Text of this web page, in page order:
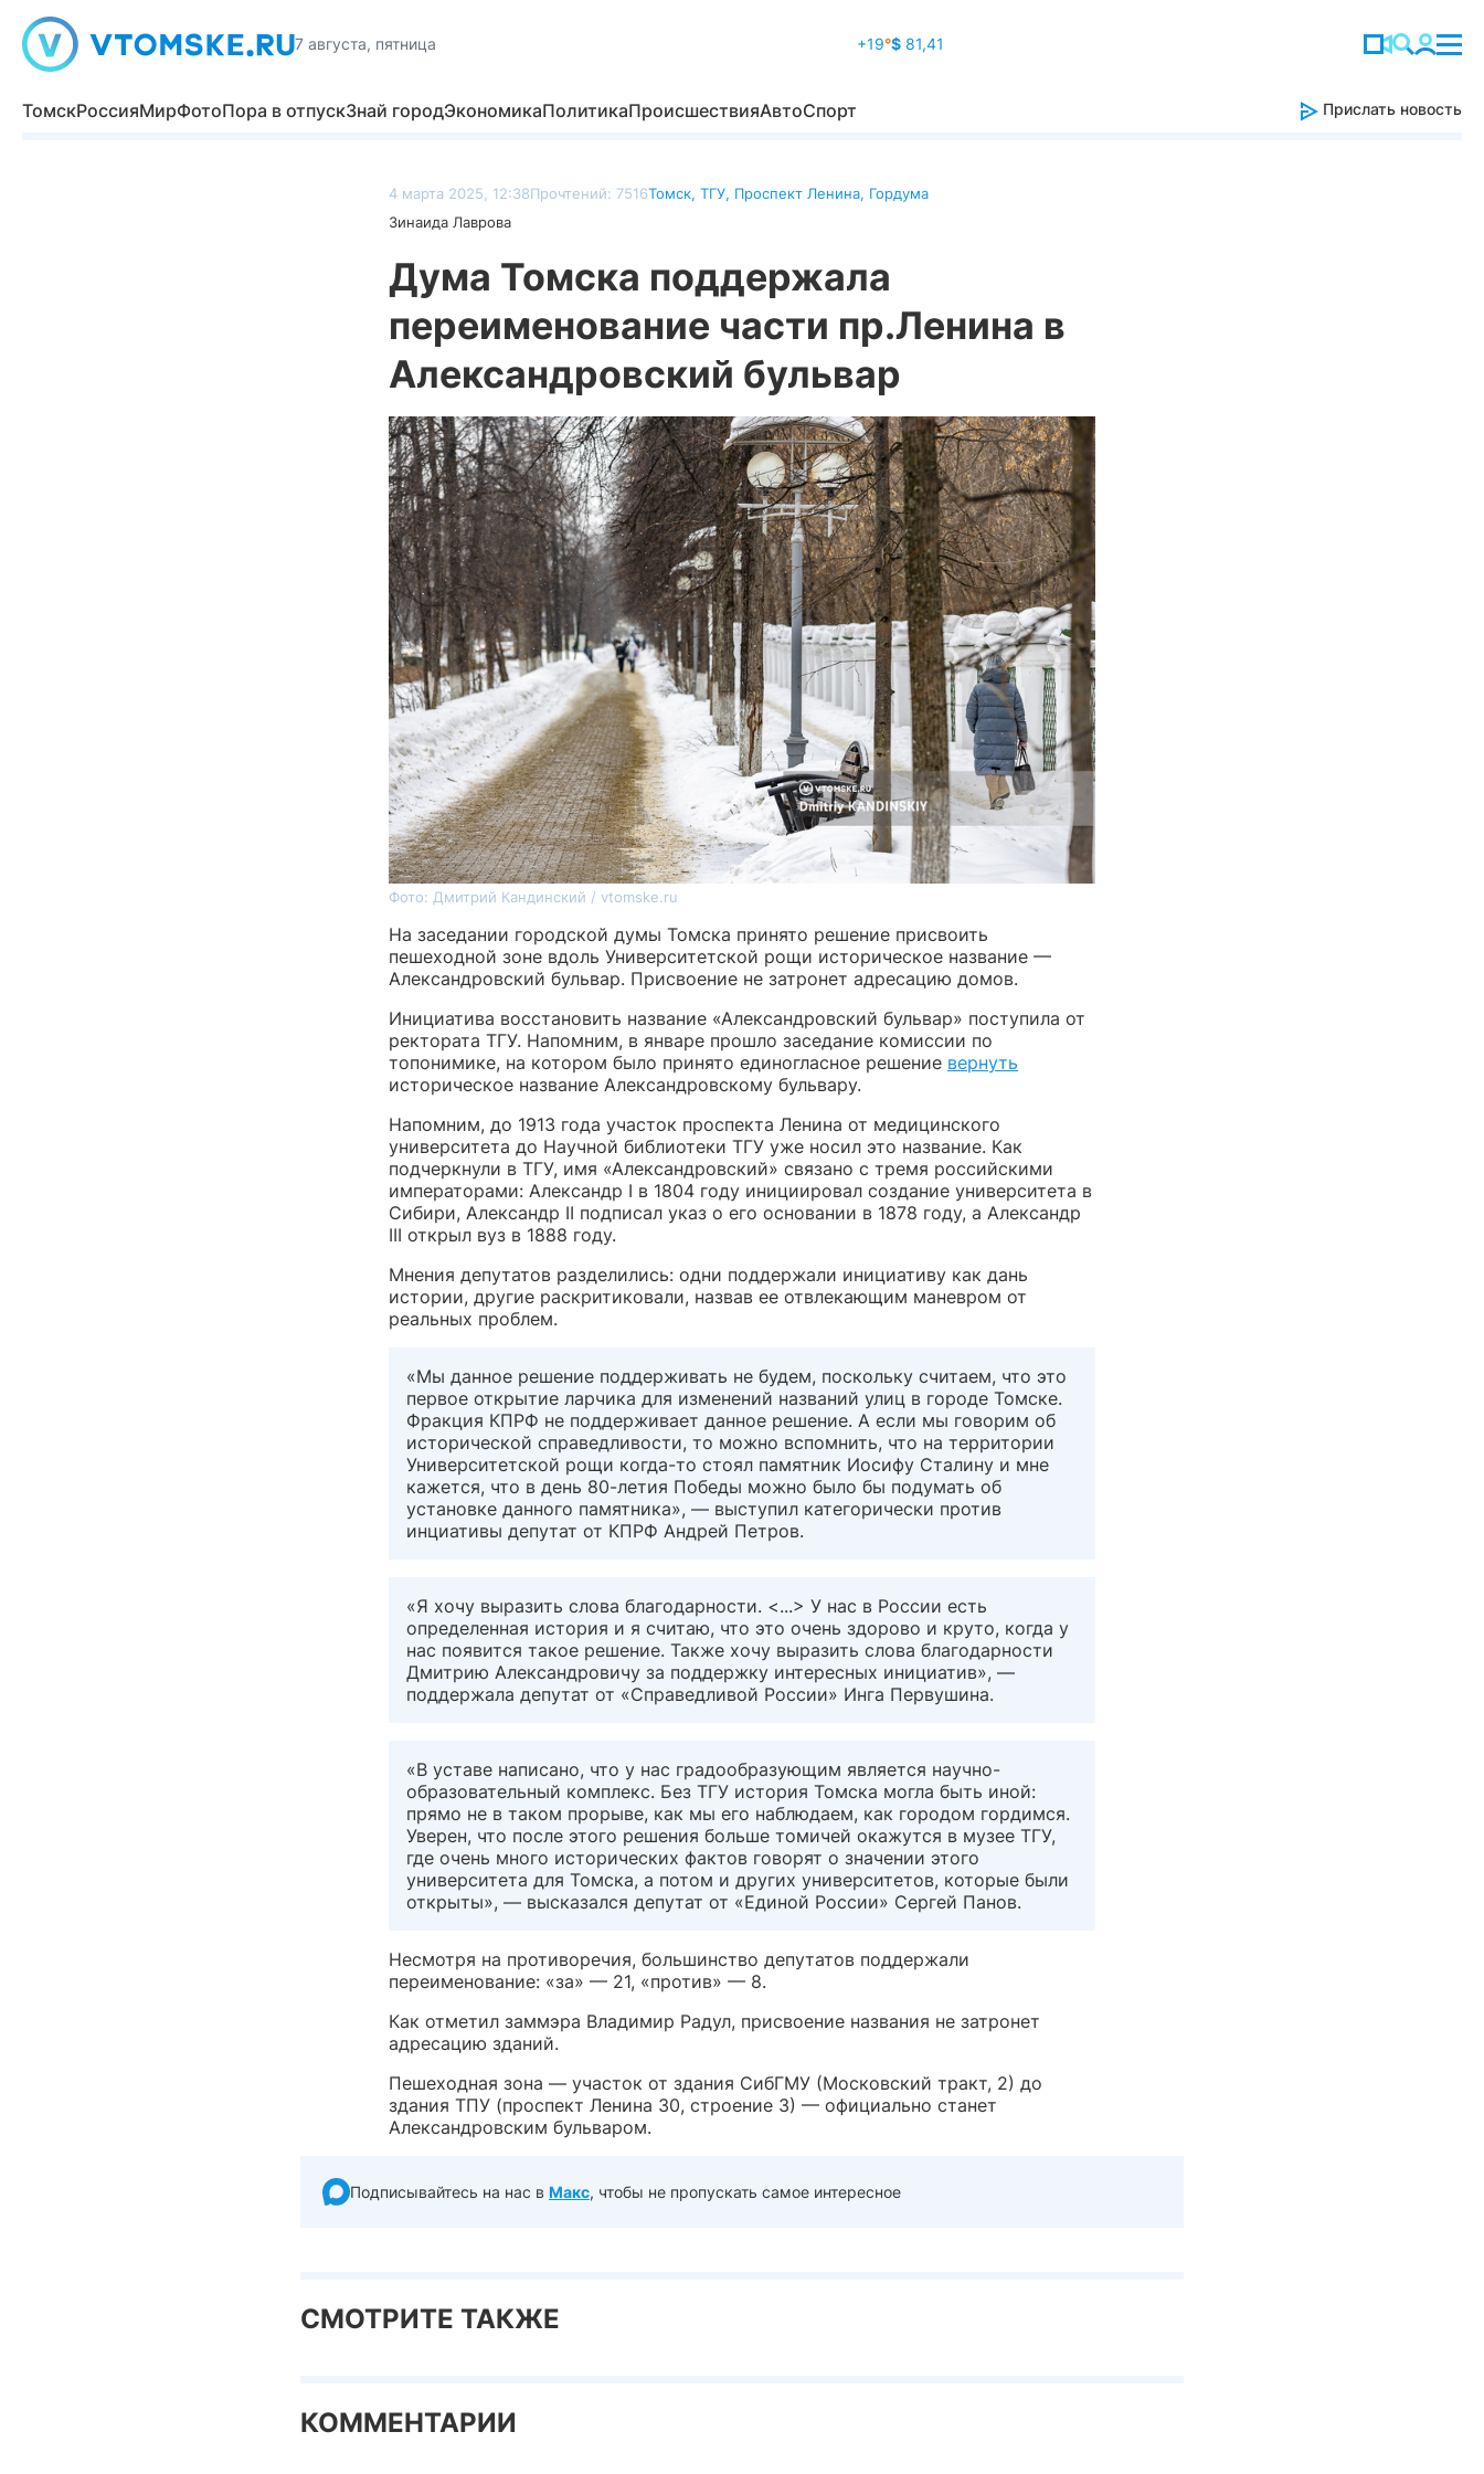
7 августа, пятница +19°$81,41
ТомскРоссияМирФотоПора в отпускЗнай городЭкономикаПолитикаПроисшествияАвтоСпорт Прислать новость
4 марта 2025, 12:38Прочтений: 7516Томск, ТГУ, Проспект Ленина, Гордума
Зинаида Лаврова
Дума Томска поддержала
переименование части пр.Ленина в
Александровский бульвар
Фото: Дмитрий Кандинский / vtomske.ru
На заседании городской думы Томска принято решение присвоить
пешеходной зоне вдоль Университетской рощи историческое название —
Александровский бульвар. Присвоение не затронет адресацию домов.
Инициатива восстановить название «Александровский бульвар» поступила от
ректората ТГУ. Напомним, в январе прошло заседание комиссии по
топонимике, на котором было принято единогласное решение вернуть
историческое название Александровскому бульвару.
Напомним, до 1913 года участок проспекта Ленина от медицинского
университета до Научной библиотеки ТГУ уже носил это название. Как
подчеркнули в ТГУ, имя «Александровский» связано с тремя российскими
императорами: Александр I в 1804 году инициировал создание университета в
Сибири, Александр II подписал указ о его основании в 1878 году, а Александр
III открыл вуз в 1888 году.
Мнения депутатов разделились: одни поддержали инициативу как дань
истории, другие раскритиковали, назвав ее отвлекающим маневром от
реальных проблем.
«Мы данное решение поддерживать не будем, поскольку считаем, что это
первое открытие ларчика для изменений названий улиц в городе Томске.
Фракция КПРФ не поддерживает данное решение. А если мы говорим об
исторической справедливости, то можно вспомнить, что на территории
Университетской рощи когда-то стоял памятник Иосифу Сталину и мне
кажется, что в день 80-летия Победы можно было бы подумать об
установке данного памятника», — выступил категорически против
инциативы депутат от КПРФ Андрей Петров.
«Я хочу выразить слова благодарности. <...> У нас в России есть
определенная история и я считаю, что это очень здорово и круто, когда у
нас появится такое решение. Также хочу выразить слова благодарности
Дмитрию Александровичу за поддержку интересных инициатив», —
поддержала депутат от «Справедливой России» Инга Первушина.
«В уставе написано, что у нас градообразующим является научно-
образовательный комплекс. Без ТГУ история Томска могла быть иной:
прямо не в таком прорыве, как мы его наблюдаем, как городом гордимся.
Уверен, что после этого решения больше томичей окажутся в музее ТГУ,
где очень много исторических фактов говорят о значении этого
университета для Томска, а потом и других университетов, которые были
открыты», — высказался депутат от «Единой России» Сергей Панов.
Несмотря на противоречия, большинство депутатов поддержали
переименование: «за» — 21, «против» — 8.
Как отметил заммэра Владимир Радул, присвоение названия не затронет
адресацию зданий.
Пешеходная зона — участок от здания СибГМУ (Московский тракт, 2) до
здания ТПУ (проспект Ленина 30, строение 3) — официально станет
Александровским бульваром.
Подписывайтесь на нас в Макс, чтобы не пропускать самое интересное
СМОТРИТЕ ТАКЖЕ
КОММЕНТАРИИ